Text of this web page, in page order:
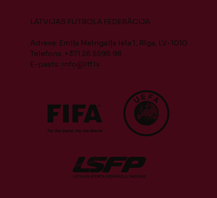
LATVIJAS FUTBOLA FEDERĀCIJA
Adrese: Emiļa Melngaiļa iela 1, Rīga, LV-1010
Telefons: +371 28 5598 98
E-pasts: info@lff.lv